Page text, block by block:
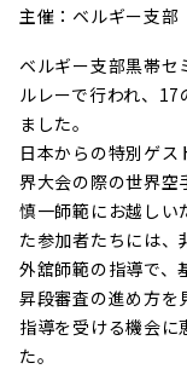
主催：ベルギー支部
ベルギー支部黒帯
ルレーで行われ、
ました。
日本からの特別ゲス
界大会の際の世界空
慎一師範にお越しい
た参加者たちには、
外舘師範の指導で、
昇段審査の進め方を
指導を受ける機会に
た。